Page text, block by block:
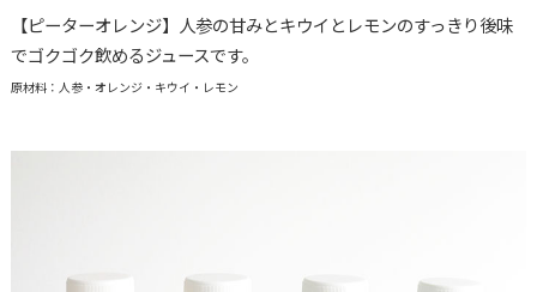
【ピーターオレンジ】人参の甘みとキウイとレモンのすっきり後味
でゴクゴク飲めるジュースです。
原材料：人参・オレンジ・キウイ・レモン